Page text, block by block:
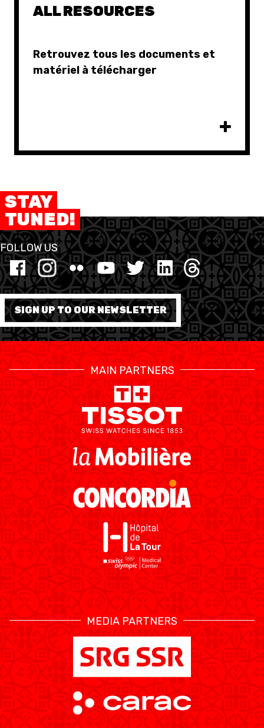
ALL RESOURCES
Retrouvez tous les documents et
matériel à télécharger
STAY
TUNED!
FOLLOW US
SIGN UP TO OUR NEWSLETTER
MAIN PARTNERS
MEDIA PARTNERS